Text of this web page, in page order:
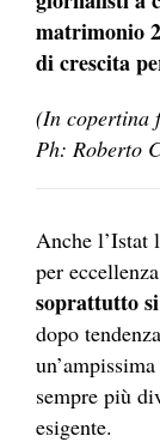
matrimonio
di crescita
(In copertina
Ph: Roberto
Anche l’Istat
per
soprattutto
dopo
sempre più
esigente.